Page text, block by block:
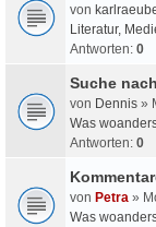
von
Literatur,
Antworten: 0
Suche
von Dennis »
Was
Antworten: 0
von Petra »
Was